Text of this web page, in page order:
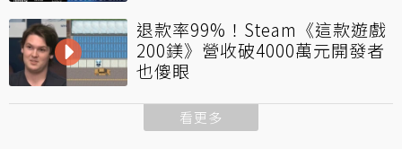
退款率99%！Steam《這款遊戲
200鎂》營收破4000萬元開發者
也傻眼
看更多